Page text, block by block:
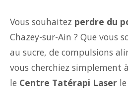
Vous souhaitez perdre du
Chazey-sur-Ain ? Que vous
au sucre, de compulsions
vous cherchiez simplement
le Centre Tatérapi Laser